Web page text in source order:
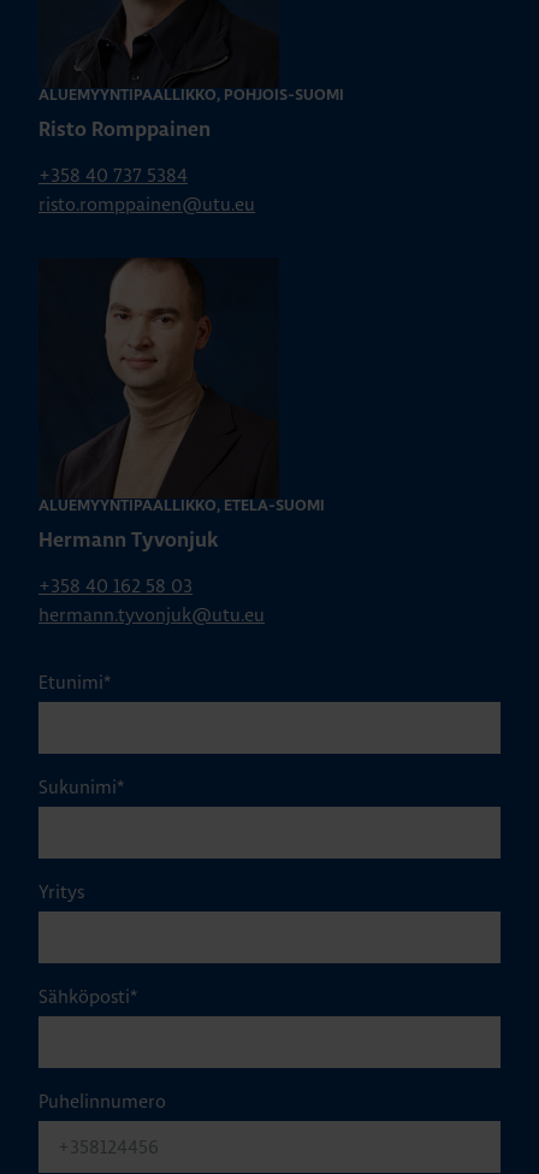
ALUEMYYNTIPÄÄLLIKKÖ, POHJOIS-SUOMI
Risto Romppainen
+358 40 737 5384
risto.romppainen@utu.eu
ALUEMYYNTIPÄÄLLIKKÖ, ETELÄ-SUOMI
Hermann Tyvonjuk
+358 40 162 58 03
hermann.tyvonjuk@utu.eu
Etunimi*
Sukunimi*
Yritys
Sähköposti*
Puhelinnumero